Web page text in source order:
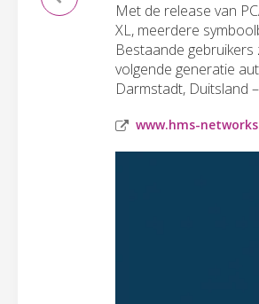
Met de release van
XL, meerdere
Bestaande
volgende generatie
Darmstadt, Duitsland
www.hms-